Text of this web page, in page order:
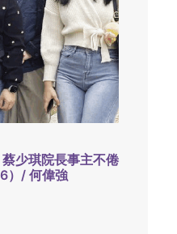
少琪院長事主不倦
）/ 何偉強